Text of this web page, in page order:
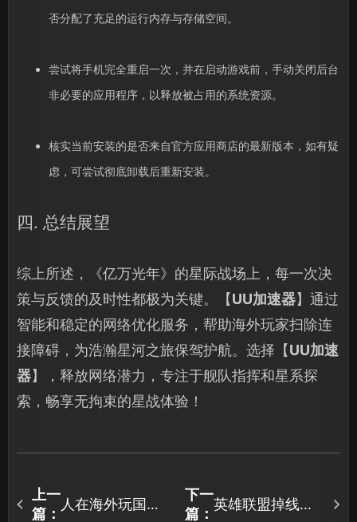
否分配了充足的运行内存与存储空间。
尝试将手机完全重启一次，并在启动游戏前，手动关闭后台
非必要的应用程序，以释放被占用的系统资源。
核实当前安装的是否来自官方应用商店的最新版本，如有疑
虑，可尝试彻底卸载后重新安装。
四. 总结展望
综上所述，《亿万光年》的星际战场上，每一次决
策与反馈的及时性都极为关键。【UU加速器】通过
智能和稳定的网络优化服务，帮助海外玩家扫除连
接障碍，为浩瀚星河之旅保驾护航。选择【UU加速
器】，释放网络潜力，专注于舰队指挥和星系探
索，畅享无拘束的星战体验！
上一
篇：
人在海外玩国服
下一
篇：
英雄联盟掉线连